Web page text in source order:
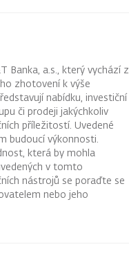
Banka, a.s., který vychází z
zhotovení k výše
nabídku, investiční
či prodeji jakýchkoliv
příležitostí. Uvedené
budoucí výkonnosti.
která by mohla
v tomto
nástrojů se poraďte se
nebo jeho